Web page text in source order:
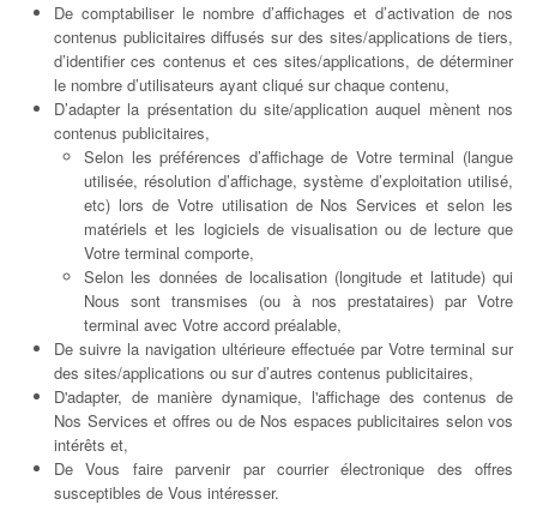
De comptabiliser le nombre d’affichages et d’activation de nos
contenus publicitaires diffusés sur des sites/applications de tiers,
d’identifier ces contenus et ces sites/applications, de déterminer
le nombre d’utilisateurs ayant cliqué sur chaque contenu,
D’adapter la présentation du site/application auquel mènent nos
contenus publicitaires,
Selon les préférences d’affichage de Votre terminal (langue
utilisée, résolution d’affichage, système d’exploitation utilisé,
etc) lors de Votre utilisation de Nos Services et selon les
matériels et les logiciels de visualisation ou de lecture que
Votre terminal comporte,
Selon les données de localisation (longitude et latitude) qui
Nous sont transmises (ou à nos prestataires) par Votre
terminal avec Votre accord préalable,
De suivre la navigation ultérieure effectuée par Votre terminal sur
des sites/applications ou sur d’autres contenus publicitaires,
D'adapter, de manière dynamique, l'affichage des contenus de
Nos Services et offres ou de Nos espaces publicitaires selon vos
intérêts et,
De Vous faire parvenir par courrier électronique des offres
susceptibles de Vous intéresser.